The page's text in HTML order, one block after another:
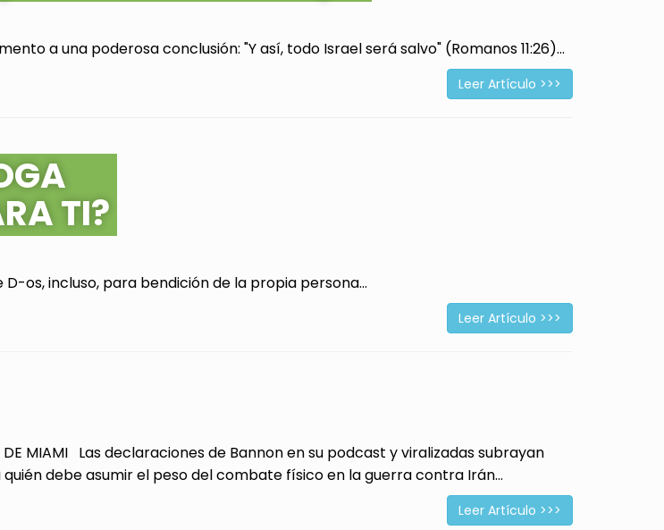
a una poderosa conclusión: "Y así, todo Israel será salvo" (Romanos 11:26)...
Leer Artículo >>>
TI?
os, incluso, para bendición de la propia persona...
Leer Artículo >>>
DE MIAMI Las declaraciones de Bannon en su podcast y viralizadas subrayan
debe asumir el peso del combate físico en la guerra contra Irán...
Leer Artículo >>>